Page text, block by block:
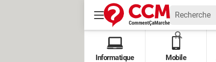
Informatique Mobile